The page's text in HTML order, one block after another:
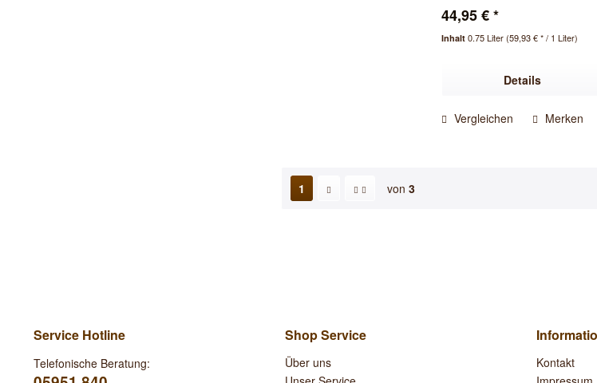
44,95 € *
Inhalt0.75 Liter(59,93 € * / 1 Liter)
Details
Vergleichen Merken
1 von 3
Service Hotline
Telefonische Beratung:
Shop Service
Über uns
Kontakt